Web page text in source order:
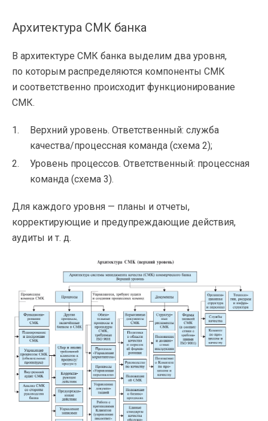
Архитектура СМК банка
В архитектуре СМК банка выделим два уровня,
по которым распределяются компоненты СМК
и соответственно происходит функционирование
СМК.
Верхний уровень. Ответственный: служба
качества/процессная команда (схема 2);
Уровень процессов. Ответственный: процессная
команда (схема 3).
Для каждого уровня — планы и отчеты,
корректирующие и предупреждающие действия,
аудиты и т. д.